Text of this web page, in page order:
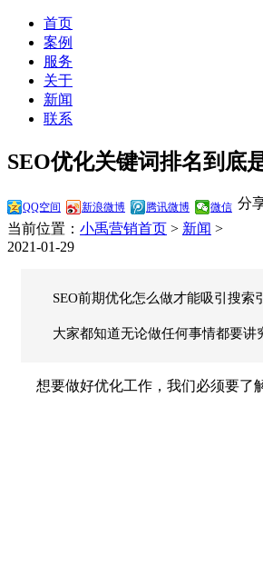
首页
案例
服务
关于
新闻
联系
SEO优化关键词排名到底
分
QQ空间 新浪微博 腾讯微博 微信
当前位置： 小禹营销首页 > 新闻 >
2021-01-29
SEO前期优化怎么做才能吸引搜索
大家都知道无论做任何事情都要讲
想要做好优化工作，我们必须要了解